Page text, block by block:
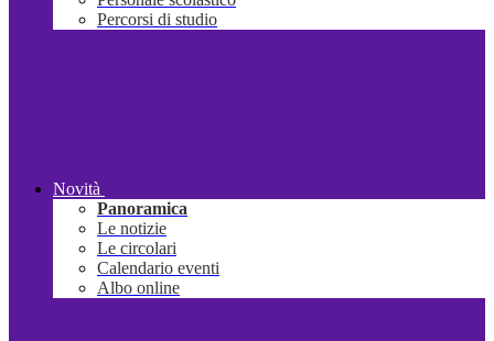
Percorsi di studio
Novità
Panoramica
Le notizie
Le circolari
Calendario eventi
Albo online